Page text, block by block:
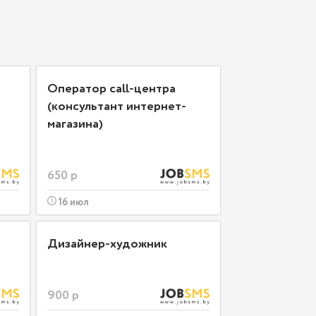
Оператор call-центра
(консультант интернет-
магазина)
650 р
16 июл
Дизайнер-художник
900 р